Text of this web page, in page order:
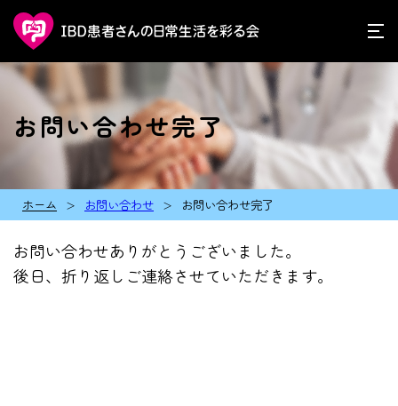
お問い合わせ完了
ホーム お問い合わせ お問い合わせ完了
お問い合わせありがとうございました。
後日、折り返しご連絡させていただきます。